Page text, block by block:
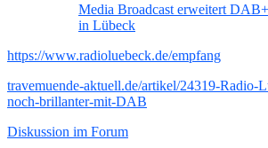
Media Broadcast erweitert
in Lübeck
https://www.radioluebeck.de/empfang
travemuende-aktuell.de/artikel/24319-Radio-
noch-brillanter-mit-DAB
Diskussion im Forum